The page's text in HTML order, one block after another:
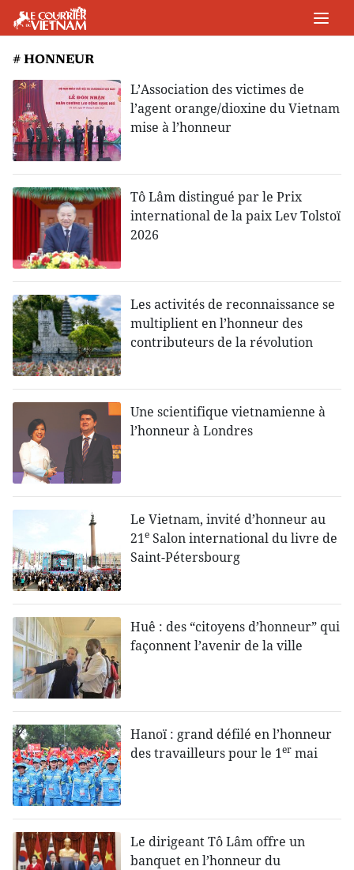
# HONNEUR
L’Association des victimes de
l’agent orange/dioxine du Vietnam
mise à l’honneur
Tô Lâm distingué par le Prix
international de la paix Lev Tolstoï
2026
Les activités de reconnaissance se
multiplient en l’honneur des
contributeurs de la révolution
Une scientifique vietnamienne à
l’honneur à Londres
Le Vietnam, invité d’honneur au
21e Salon international du livre de
Saint-Pétersbourg
Huê : des “citoyens d’honneur” qui
façonnent l’avenir de la ville
Hanoï : grand défilé en l’honneur
des travailleurs pour le 1er mai
Le dirigeant Tô Lâm offre un
banquet en l’honneur du